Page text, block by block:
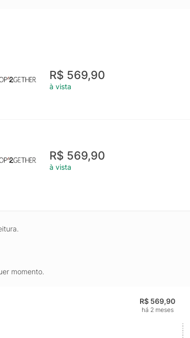
R$ 569,90
à vista
R$ 569,90
à vista
momento.
R$ 569,90
há 2 meses